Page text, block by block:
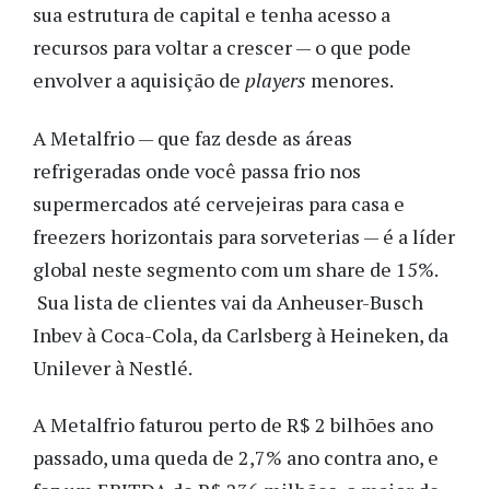
sua estrutura de capital e tenha acesso a
recursos para voltar a crescer — o que pode
envolver a aquisição de players menores.
A Metalfrio — que faz desde as áreas
refrigeradas onde você passa frio nos
supermercados até cervejeiras para casa e
freezers horizontais para sorveterias — é a líder
global neste segmento com um share de 15%.
Sua lista de clientes vai da Anheuser-Busch
Inbev à Coca-Cola, da Carlsberg à Heineken, da
Unilever à Nestlé.
A Metalfrio faturou perto de R$ 2 bilhões ano
passado, uma queda de 2,7% ano contra ano, e